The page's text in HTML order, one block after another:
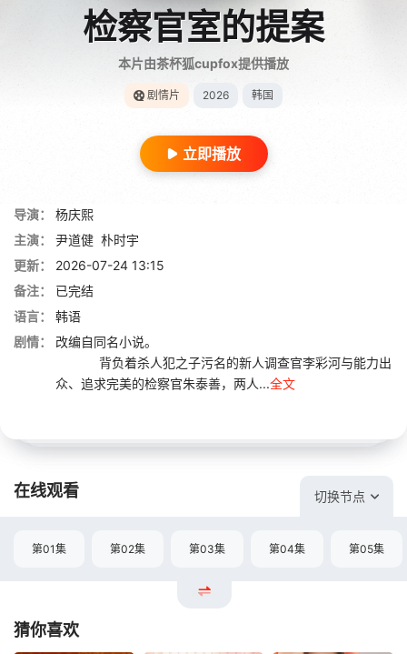
检察官室的提案
本片由茶杯狐cupfox提供播放
剧情片 2026 韩国
立即播放
导演：
杨庆熙
主演：
尹道健 朴时宇
更新：
2026-07-24 13:15
备注：
已完结
语言：
韩语
剧情：
改编自同名小说。
背负着杀人犯之子污名的新人调查官李彩河与能力出
众、追求完美的检察官朱泰善，两人...全文
在线观看 切换节点
第01集 第02集 第03集 第04集 第05集
猜你喜欢